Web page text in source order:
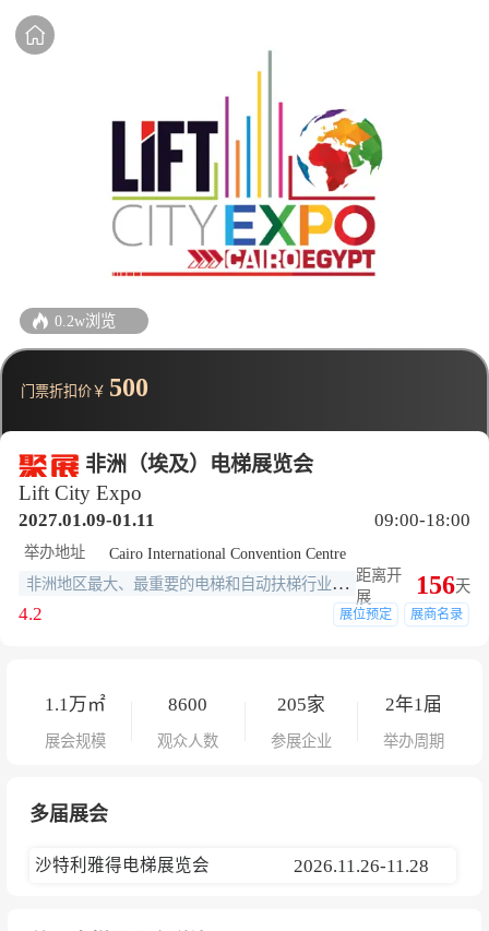
非洲（埃及）电梯展览会
Lift City Expo
2027.01.09-01.11 09:00-18:00
举办地址 Cairo International Convention Centre
非洲地区最大、最重要的电梯和自动扶梯行业展览会之一 距离开
展
156天
4.2 展位预定 展商名录
1.1 万㎡
展会规模
8600
观众人数
205家
参展企业
2年1届
举办周期
0.2w浏览
门票折扣价￥ 500
多届展会
沙特利雅得电梯展览会 2026.11.26-11.28